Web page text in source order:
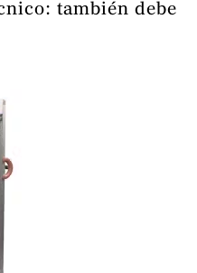
también debe